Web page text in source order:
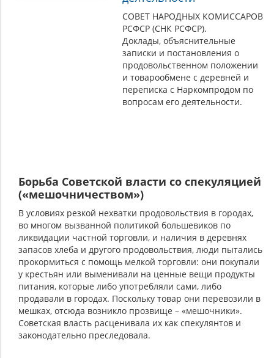
СОВЕТ НАРОДНЫХ КОМИССАРОВ
РСФСР (СНК РСФСР).
Доклады, объяснительные
записки и постановления о
продовольственном положении
и товарообмене с деревней и
переписка с Наркомпродом по
вопросам его деятельности.
Борьба Советской власти со спекуляцией
(«мешочничеством»)
В условиях резкой нехватки продовольствия в городах,
во многом вызванной политикой большевиков по
ликвидации частной торговли, и наличия в деревнях
запасов хлеба и другого продовольствия, люди пытались
прокормиться с помощь мелкой торговли: они покупали
у крестьян или выменивали на ценные вещи продукты
питания, которые либо употребляли сами, либо
продавали в городах. Поскольку товар они перевозили в
мешках, отсюда возникло прозвище – «мешочники».
Советская власть расценивала их как спекулянтов и
законодательно преследовала.